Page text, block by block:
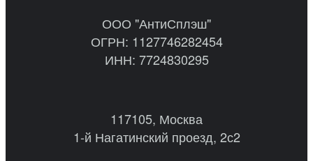
ООО "АнтиСплэш"
ОГРН: 1127746282454
ИНН: 7724830295
117105, Москва
1-й Нагатинский проезд, 2с2